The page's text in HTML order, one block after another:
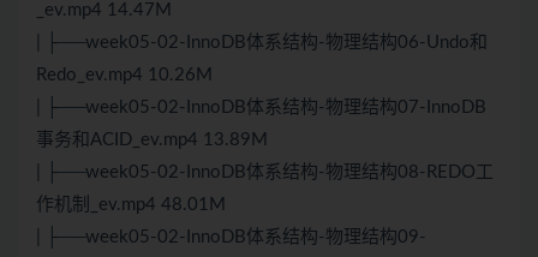
_ev.mp4 14.47M
| ├──week05-02-InnoDB体系结构-物理结构06-Undo和
Redo_ev.mp4 10.26M
| ├──week05-02-InnoDB体系结构-物理结构07-InnoDB
事务和ACID_ev.mp4 13.89M
| ├──week05-02-InnoDB体系结构-物理结构08-REDO工
作机制_ev.mp4 48.01M
| ├──week05-02-InnoDB体系结构-物理结构09-